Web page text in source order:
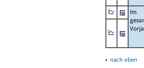
Im
▴ nach oben